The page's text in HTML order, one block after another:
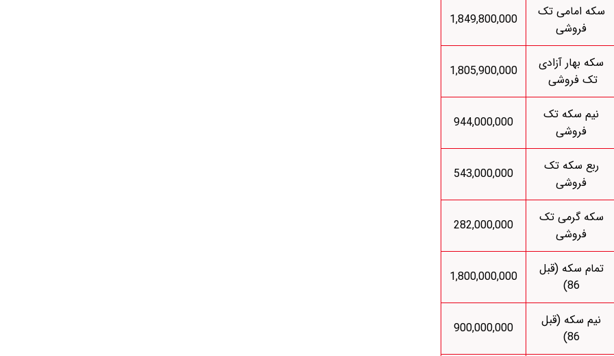
سکه امامی تک
فروشی
1,849,800,000
سکه بهار آزادی
تک فروشی
1,805,900,000
نیم سکه تک
فروشی
944,000,000
ربع سکه تک
فروشی
543,000,000
سکه گرمی تک
فروشی
282,000,000
تمام سکه (قبل
86)
1,800,000,000
نیم سکه (قبل
86)
900,000,000